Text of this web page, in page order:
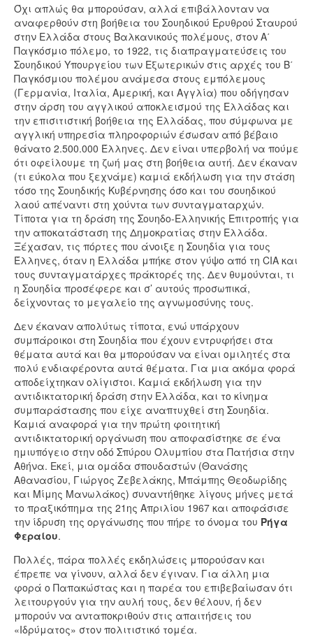
Όχι απλώς θα μπορούσαν, αλλά επιβάλλονταν να
αναφερθούν στη βοήθεια του Σουηδικού Ερυθρού Σταυρού
στην Ελλάδα στους Βαλκανικούς πολέμους, στον Α΄
Παγκόσμιο πόλεμο, το 1922, τις διαπραγματεύσεις του
Σουηδικού Υπουργείου των Εξωτερικών στις αρχές του Β΄
Παγκόσμιου πολέμου ανάμεσα στους εμπόλεμους
(Γερμανία, Ιταλία, Αμερική, και Αγγλία) που οδήγησαν
στην άρση του αγγλικού αποκλεισμού της Ελλάδας και
την επισιτιστική βοήθεια της Ελλάδας, που σύμφωνα με
αγγλική υπηρεσία πληροφοριών έσωσαν από βέβαιο
θάνατο 2.500.000 Έλληνες. Δεν είναι υπερβολή να πούμε
ότι οφείλουμε τη ζωή μας στη βοήθεια αυτή. Δεν έκαναν
(τι εύκολα που ξεχνάμε) καμιά εκδήλωση για την στάση
τόσο της Σουηδικής Κυβέρνησης όσο και του σουηδικού
λαού απέναντι στη χούντα των συνταγματαρχών.
Τίποτα για τη δράση της Σουηδο-Ελληνικής Επιτροπής για
την αποκατάσταση της Δημοκρατίας στην Ελλάδα.
Ξέχασαν, τις πόρτες που άνοιξε η Σουηδία για τους
Έλληνες, όταν η Ελλάδα μπήκε στον γύψο από τη CIA και
τους συνταγματάρχες πράκτορές της. Δεν θυμούνται, τι
η Σουηδία προσέφερε και σ’ αυτούς προσωπικά,
δείχνοντας το μεγαλείο της αγνωμοσύνης τους.
Δεν έκαναν απολύτως τίποτα, ενώ υπάρχουν
συμπάροικοι στη Σουηδία που έχουν εντρυφήσει στα
θέματα αυτά και θα μπορούσαν να είναι ομιλητές στα
πολύ ενδιαφέροντα αυτά θέματα. Για μια ακόμα φορά
αποδείχτηκαν ολίγιστοι. Καμιά εκδήλωση για την
αντιδικτατορική δράση στην Ελλάδα, και το κίνημα
συμπαράστασης που είχε αναπτυχθεί στη Σουηδία.
Καμιά αναφορά για την πρώτη φοιτητική
αντιδικτατορική οργάνωση που αποφασίστηκε σε ένα
ημιυπόγειο στην οδό Σπύρου Ολυμπίου στα Πατήσια στην
Αθήνα. Εκεί, μια ομάδα σπουδαστών (Θανάσης
Αθανασίου, Γιώργος Ζεβελάκης, Μπάμπης Θεοδωρίδης
και Μίμης Μανωλάκος) συναντήθηκε λίγους μήνες μετά
το πραξικόπημα της 21ης Απριλίου 1967 και αποφάσισε
την ίδρυση της οργάνωσης που πήρε το όνομα του Ρήγα
Φεραίου.
Πολλές, πάρα πολλές εκδηλώσεις μπορούσαν και
έπρεπε να γίνουν, αλλά δεν έγιναν. Για άλλη μια
φορά ο Παπακώστας και η παρέα του επιβεβαίωσαν ότι
λειτουργούν για την αυλή τους, δεν θέλουν, ή δεν
μπορούν να ανταποκριθούν στις απαιτήσεις του
«Ιδρύματος» στον πολιτιστικό τομέα.